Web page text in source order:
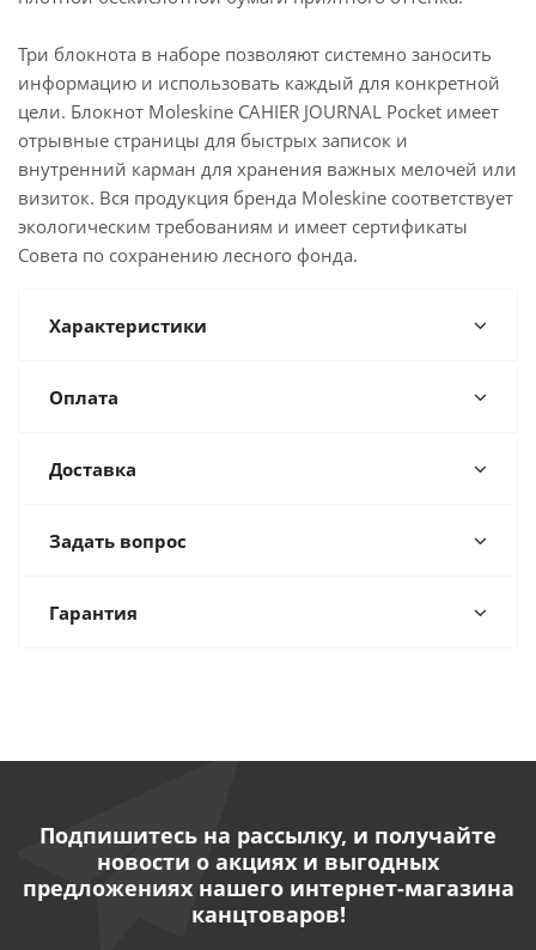
Три блокнота в наборе позволяют системно заносить
информацию и использовать каждый для конкретной
цели. Блокнот Moleskine CAHIER JOURNAL Pocket имеет
отрывные страницы для быстрых записок и
внутренний карман для хранения важных мелочей или
визиток. Вся продукция бренда Moleskine соответствует
экологическим требованиям и имеет сертификаты
Совета по сохранению лесного фонда.
Характеристики
Оплата
Доставка
Задать вопрос
Гарантия
Подпишитесь на рассылку, и получайте
новости о акциях и выгодных
предложениях нашего интернет-магазина
канцтоваров!